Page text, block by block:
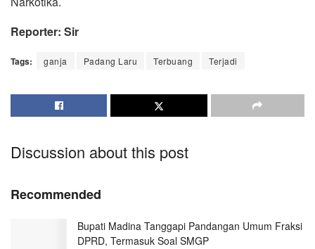
Reporter: Sir
Tags: ganja Padang Laru Terbuang Terjadi
Discussion about this post
Recommended
Bupati Madina Tanggapi Pandangan Umum Fraksi
DPRD, Termasuk Soal SMGP